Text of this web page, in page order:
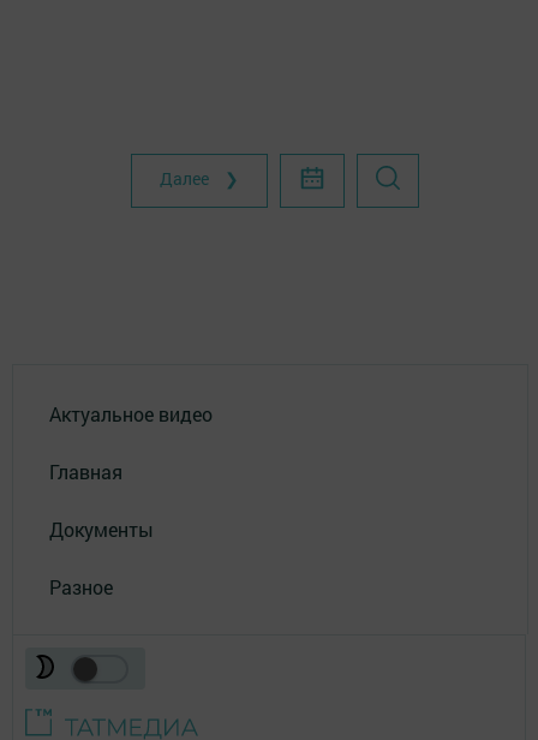
Далее ❯
Актуальное видео
Главная
Документы
Разное